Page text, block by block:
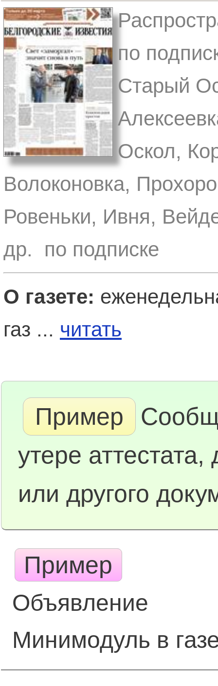
по
Старый
Оскол,
Волоконовка,
Ровеньки, Ивня,
др. по подписке
О газете:
газ ... читать
Пример
утере
или другого
Пример
Объявление
Минимодуль в